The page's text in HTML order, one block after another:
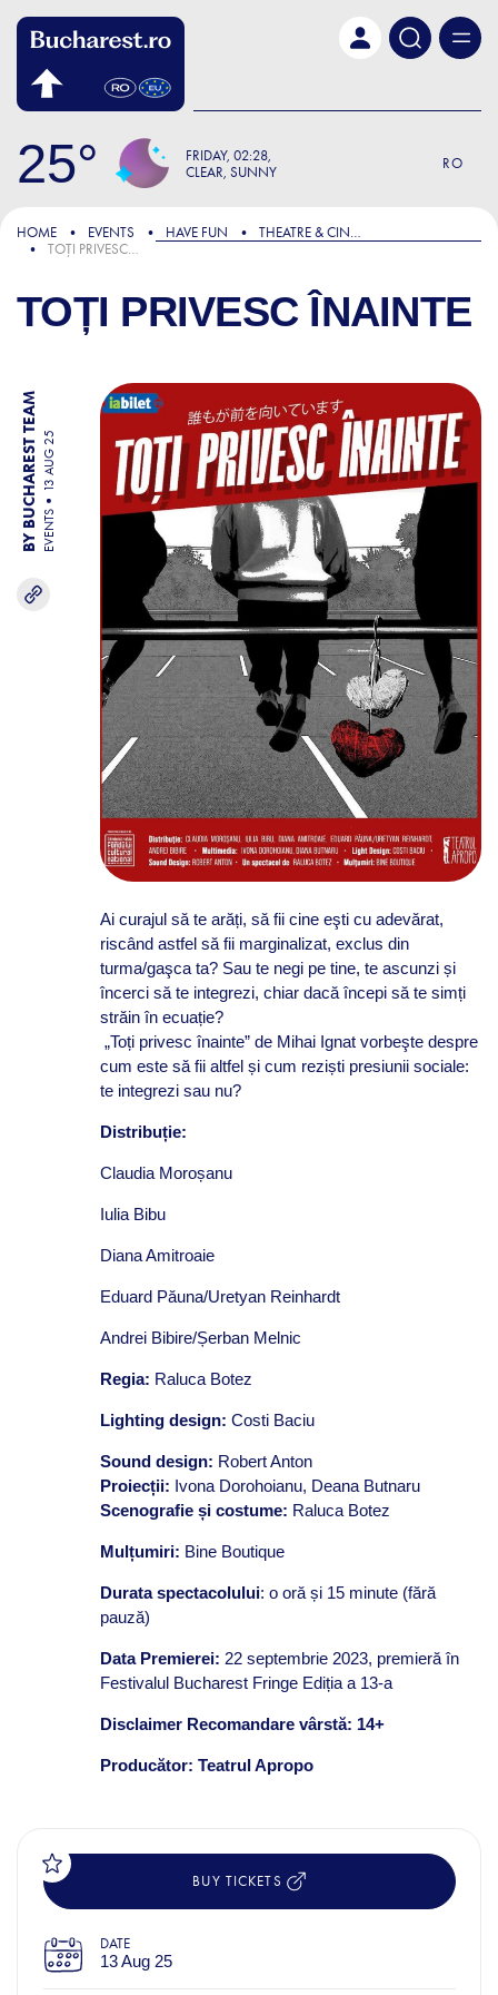
25 FRIDAY 02:28
CLEAR, SUNNY
RO
HOME EVENTS HAVE FUN
THEATRE & CINEMA
TOȚI PRIVESC ÎNAINTE
TOȚI PRIVESC ÎNAINTE
BY BUCHAREST TEAM EVENTS
13 AUG 25
Ai curajul să te arăți, să fii cine eşti cu adevărat,
riscând astfel să fii marginalizat, exclus din
turma/gaşca ta? Sau te negi pe tine, te ascunzi și
încerci să te integrezi, chiar dacă începi să te simți
străin în ecuație?
„Toți privesc înainte” de Mihai Ignat vorbeşte despre
cum este să fii altfel și cum reziști presiunii sociale:
te integrezi sau nu?
Distribuție:
Claudia Moroșanu
Iulia Bibu
Diana Amitroaie
Eduard Păuna/Uretyan Reinhardt
Andrei Bibire/Șerban Melnic
Regia: Raluca Botez
Lighting design: Costi Baciu
Sound design: Robert Anton
Proiecții: Ivona Dorohoianu, Deana Butnaru
Scenografie și costume: Raluca Botez
Mulțumiri: Bine Boutique
Durata spectacolului: o oră și 15 minute (fără
pauză)
Data Premierei: 22 septembrie 2023, premieră în
Festivalul Bucharest Fringe Ediția a 13-a
Disclaimer Recomandare vârstă: 14+
Producător: Teatrul Apropo
BUY TICKETS
DATE
13 Aug 25